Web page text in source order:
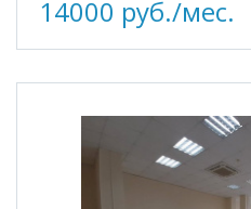
14000 руб./мес.